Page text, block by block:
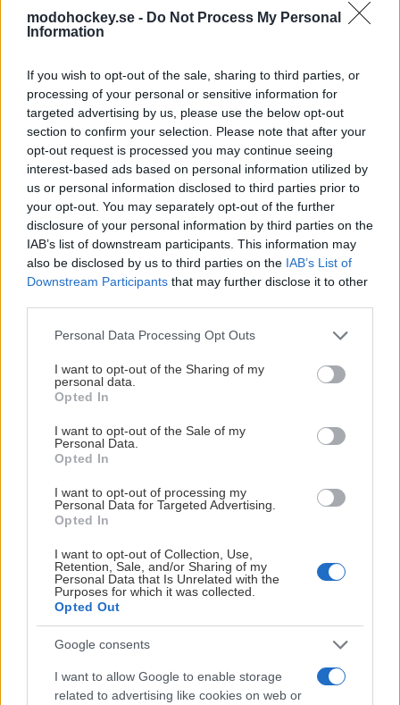
modohockey.se - Do Not Process My Personal
Information
If you wish to opt-out of the sale, sharing to third parties, or
processing of your personal or sensitive information for
targeted advertising by us, please use the below opt-out
section to confirm your selection. Please note that after your
opt-out request is processed you may continue seeing
interest-based ads based on personal information utilized by
us or personal information disclosed to third parties prior to
your opt-out. You may separately opt-out of the further
disclosure of your personal information by third parties on the
IAB’s list of downstream participants. This information may
also be disclosed by us to third parties on the IAB’s List of
Downstream Participants that may further disclose it to other
Please note that this website/app uses one or more Google
not limited to your visit or usage behaviour. You may click to
grant or deny consent to Google and its third-party tags to
use your data for below specified purposes in below Google
consent section.
Personal Data Processing Opt Outs
I want to opt-out of the Sharing of my
personal data.
Opted In
I want to opt-out of the Sale of my
Personal Data.
Opted In
I want to opt-out of processing my
Personal Data for Targeted Advertising.
Opted In
I want to opt-out of Collection, Use,
Retention, Sale, and/or Sharing of my
Personal Data that Is Unrelated with the
Purposes for which it was collected.
Opted Out
Google consents
I want to allow Google to enable storage
related to advertising like cookies on web or
•⁠ ⁠Ett jubileumsprogram klockan 14.00 med tillbakablickar
på arenans historia, bygget och det historiska SM-guldet
•⁠ ⁠Tävlingar med chans att vinna biljetter till hockeysäsongen
och kommande evenemang
•⁠ ⁠Guidad rundtur i Hägglunds Arena tillsammans med Martin
•⁠ ⁠Bandvagnsåkning
•⁠ ⁠Barnkarusell
•⁠ ⁠Humlan på plats med godisregn
•⁠ ⁠Korv med bröd till försäljning
Oavsett om du varit med sedan invigningen 2006 eller
upptäckt arenan på senare år hoppas vi att du vill komma
och fira 20 fantastiska år tillsammans med oss.
Varmt välkommen till Hägglunds Arena!
INTERVJUER MED BERGLUND, BOURKE &
KARLBERG
Publicerad:2026-08-06